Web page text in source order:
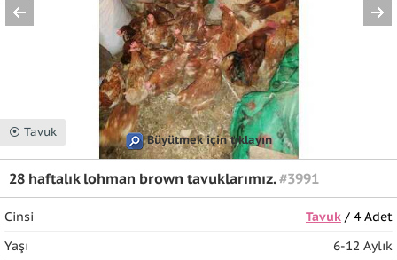
⦿ Tavuk
Büyütmek için tıklayın
28 haftalık lohman brown tavuklarımız.#3991
Cinsi Tavuk/ 4 Adet
Yaşı
6-12 Aylık